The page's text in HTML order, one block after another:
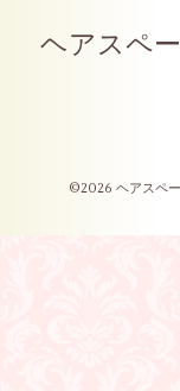
ヘアスペ
©2026 ヘアスペ